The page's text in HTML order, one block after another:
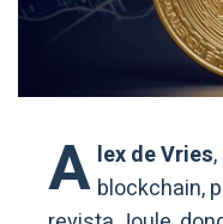
A lex de Vries
blockchain,